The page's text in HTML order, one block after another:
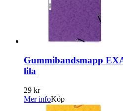
Gummibandsmapp
lila
29 kr
Mer infoKöp